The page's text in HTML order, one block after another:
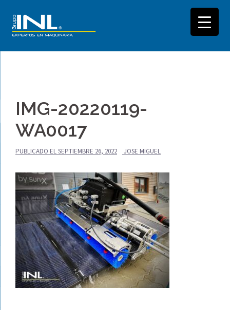
contenidoIMG-20220119-
WA0017
PUBLICADO ELSEPTIEMBRE 26, 2022 JOSE MIGUEL